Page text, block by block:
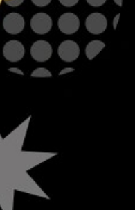
Kulissen der Berner
einbinden
mit allen
bei der
können wir an
Treffpunkt
per SMS.
sich in der Nähe der
kennenlernen
für den